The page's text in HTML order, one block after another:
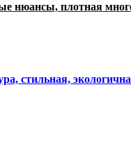
нюансы, плотная
стильная,